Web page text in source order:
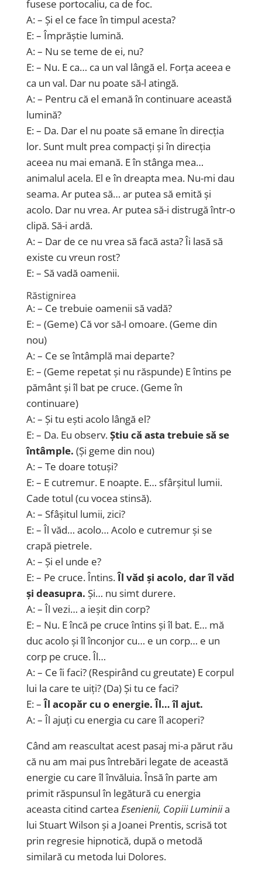
fusese portocaliu, ca de foc.
A: – Și el ce face în timpul acesta?
E: – Împrăștie lumină.
A: – Nu se teme de ei, nu?
E: – Nu. E ca… ca un val lângă el. Forța aceea e
ca un val. Dar nu poate să-l atingă.
A: – Pentru că el emană în continuare această
lumină?
E: – Da. Dar el nu poate să emane în direcția
lor. Sunt mult prea compacți și în direcția
aceea nu mai emană. E în stânga mea…
animalul acela. El e în dreapta mea. Nu-mi dau
seama. Ar putea să… ar putea să emită și
acolo. Dar nu vrea. Ar putea să-i distrugă într-o
clipă. Să-i ardă.
A: – Dar de ce nu vrea să facă asta? Îi lasă să
existe cu vreun rost?
E: – Să vadă oamenii.
Răstignirea
A: – Ce trebuie oamenii să vadă?
E: – (Geme) Că vor să-l omoare. (Geme din
nou)
A: – Ce se întâmplă mai departe?
E: – (Geme repetat și nu răspunde) E întins pe
pământ și îl bat pe cruce. (Geme în
continuare)
A: – Și tu ești acolo lângă el?
E: – Da. Eu observ.Știu că asta trebuie să se
întâmple. (Și geme din nou)
A: – Te doare totuși?
E: – E cutremur. E noapte. E… sfârșitul lumii.
Cade totul (cu vocea stinsă).
A: – Sfâșitul lumii, zici?
E: – Îl văd… acolo… Acolo e cutremur și se
crapă pietrele.
A: – Și el unde e?
E: – Pe cruce. Întins.Îl văd și acolo, dar îl văd
și deasupra. Și… nu simt durere.
A: – Îl vezi… a ieșit din corp?
E: – Nu. E încă pe cruce întins și îl bat. E… mă
duc acolo și îl înconjor cu… e un corp… e un
corp pe cruce. Îl…
A: – Ce îi faci? (Respirând cu greutate) E corpul
lui la care te uiți? (Da) Și tu ce faci?
E: –Îl acopăr cu o energie. Îl… îl ajut.
A: – Îl ajuți cu energia cu care îl acoperi?
Când am reascultat acest pasaj mi-a părut rău
că nu am mai pus întrebări legate de această
energie cu care îl învăluia. Însă în parte am
primit răspunsul în legătură cu energia
aceasta citind cartea Esenienii, Copiii Luminiia
lui Stuart Wilson și a Joanei Prentis, scrisă tot
prin regresie hipnotică, după o metodă
similară cu metoda lui Dolores.